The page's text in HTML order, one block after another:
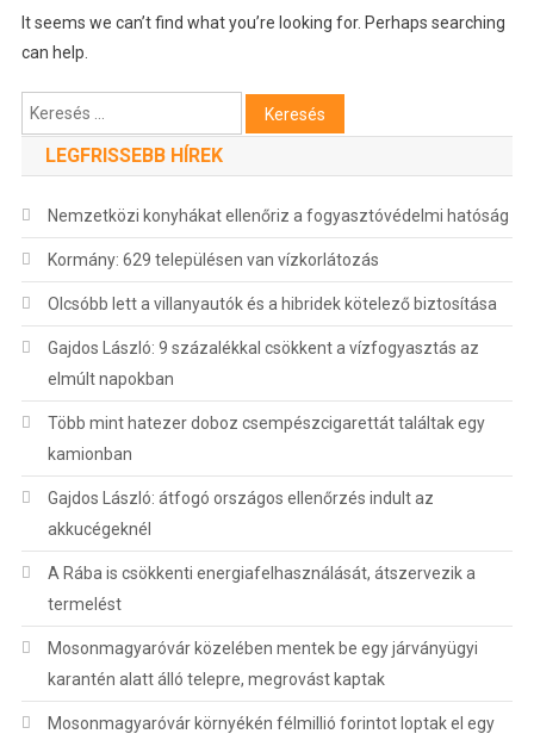
It seems we can’t find what you’re looking for. Perhaps searching
can help.
Keresés:
LEGFRISSEBB HÍREK
Nemzetközi konyhákat ellenőriz a fogyasztóvédelmi hatóság
Kormány: 629 településen van vízkorlátozás
Olcsóbb lett a villanyautók és a hibridek kötelező biztosítása
Gajdos László: 9 százalékkal csökkent a vízfogyasztás az
elmúlt napokban
Több mint hatezer doboz csempészcigarettát találtak egy
kamionban
Gajdos László: átfogó országos ellenőrzés indult az
akkucégeknél
A Rába is csökkenti energiafelhasználását, átszervezik a
termelést
Mosonmagyaróvár közelében mentek be egy járványügyi
karantén alatt álló telepre, megrovást kaptak
Mosonmagyaróvár környékén félmillió forintot loptak el egy